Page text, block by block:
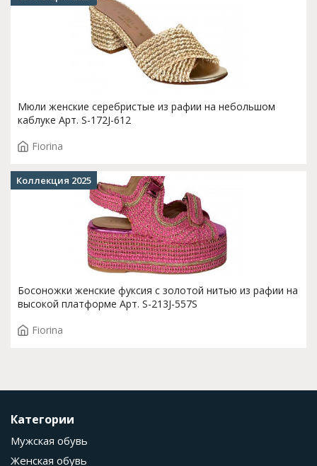
Мюли женские серебристые из рафии на небольшом
каблуке Арт. S-172J-612
Fiorina
Босоножки женские фуксия с золотой нитью из рафии на
высокой платформе Арт. S-213J-557S
Fiorina
Коллекция 2025
Категории
Мужская обувь
Женская обувь